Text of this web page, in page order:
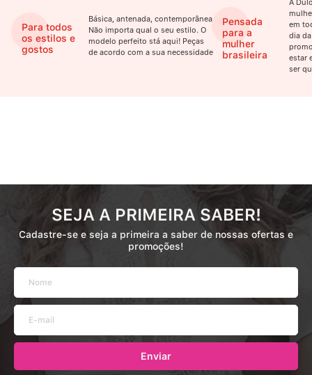
Para todos
os estilos e
gostos
Básica, antenada, contemporânea.
Não importa qual o seu estilo. O
modelo perfeito stá aqui! Peças
de acordo com a sua necessidade
Pensada
para a
mulher
brasileira
A
em
dia
estar
ser
SEJA A PRIMEIRA SABER!
Cadastre-se e seja a primeira a saber de nossas ofertas e
promoções!
Enviar